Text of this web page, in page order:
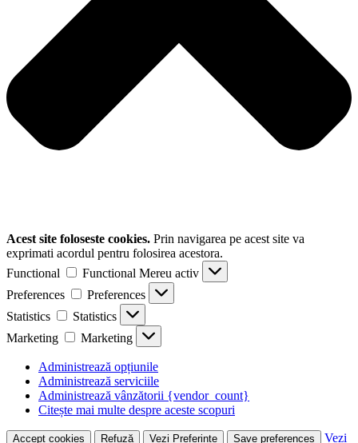
Acest site foloseste cookies. Prin navigarea pe acest site va
exprimati acordul pentru folosirea acestora.
Functional
Functional Mereu activ
Preferences
Preferences
Statistics
Statistics
Marketing
Marketing
Administrează opțiunile
Administrează serviciile
Administrează vânzătorii {vendor_count}
Citește mai multe despre aceste scopuri
Accept cookies Refuză Vezi Preferinte Save preferences Vezi